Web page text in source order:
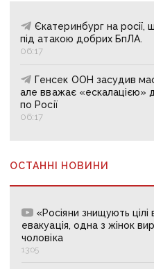
Єкатеринбург на росії,
під атакою добрих БпЛА.
06:17
Генсек ООН засудив
але вважає «ескалацією»
по Росії
06:17
ОСТАННІ НОВИНИ
«Росіяни знищують
евакуація, одна з жінок
чоловіка
13:05